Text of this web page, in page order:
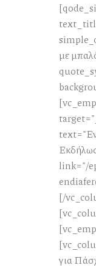
με
link="/
[/
για